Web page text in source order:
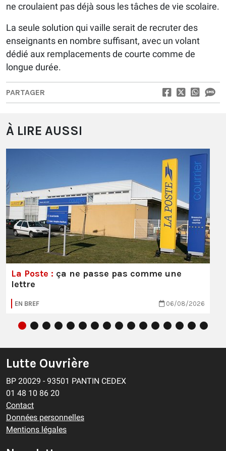
ne croulaient pas déjà sous les tâches de vie scolaire.
La seule solution qui vaille serait de recruter des
enseignants en nombre suffisant, avec un volant
dédié aux remplacements de courte comme de
longue durée.
PARTAGER
À LIRE AUSSI
La Poste : ça ne passe pas comme une
lettre
EN BREF 06/08/2026
Lutte Ouvrière
BP 20029 - 93501 PANTIN CEDEX
01 48 10 86 20
Contact
Données personnelles
Mentions légales